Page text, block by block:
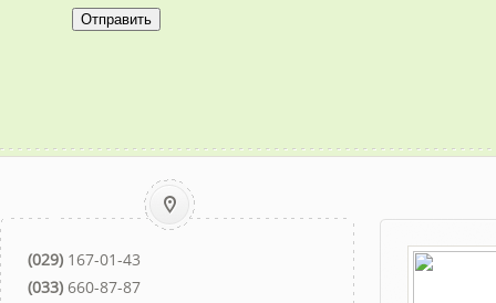
Отправить
(029) 167-01-43
(033) 660-87-87